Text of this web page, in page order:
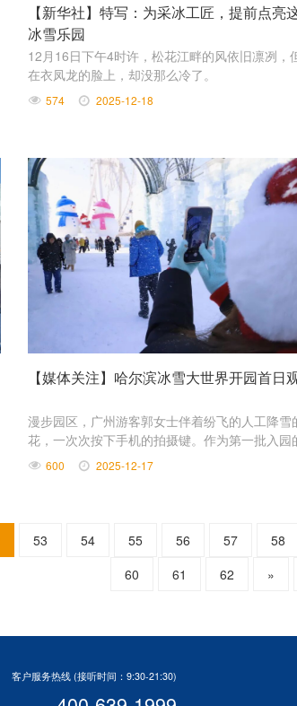
【新华社】特写：为采冰工匠，提前点亮
冰雪乐园
12月16日下午4时许，松花江畔的风依旧凛冽，
在衣凤龙的脸上，却没那么冷了。
574 2025-12-18
【媒体关注】哈尔滨冰雪大世界开园首日
漫步园区，广州游客郭女士伴着纷飞的人工降雪
花，一次次按下手机的拍摄键。作为第一批入园
客，她在以老哈尔滨火车站为蓝本的园区大门前
600 2025-12-17
53 54 55 56 57
58
60
61 62 »
客户服务热线 (接听时间：9:30-21:30)